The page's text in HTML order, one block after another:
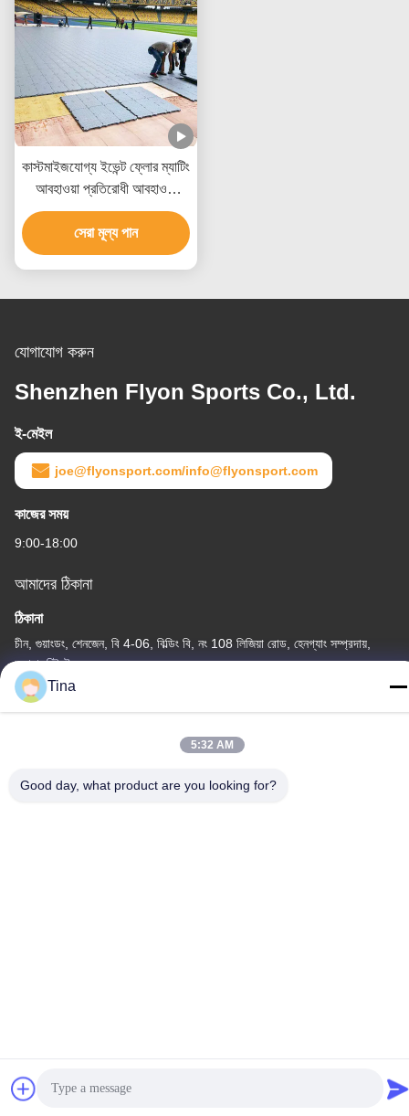
কাস্টমাইজযোগ্য ইভেন্ট ফ্লোর ম্যাটিং
আবহাওয়া প্রতিরোধী আবহাওয়া
প্রমাণের জন্য কাস্টমাইজড
সেরা মূল্য পান
যোগাযোগ করুন
Shenzhen Flyon Sports Co., Ltd.
ই-মেইল
joe@flyonsport.com/info@flyonsport.com
কাজের সময়
9:00-18:00
আমাদের ঠিকানা
ঠিকানা
চীন, গুয়াংডং, শেনজেন, বি 4-06, বিল্ডিং বি, নং 108 লিজিয়া রোড, হেনগ্যাং সম্প্রদায়,
লংগ্যাং স্ট্রিট
টেলিফোন
Tina
5:32 AM
Good day, what product are you looking for?